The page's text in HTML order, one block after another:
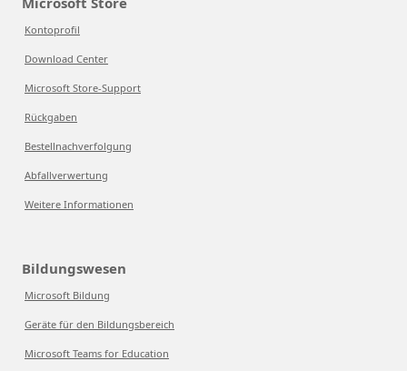
Kontoprofil
Download Center
Microsoft Store-Support
Rückgaben
Bestellnachverfolgung
Abfallverwertung
Weitere Informationen
Bildungswesen
Microsoft Bildung
Geräte für den Bildungsbereich
Microsoft Teams for Education